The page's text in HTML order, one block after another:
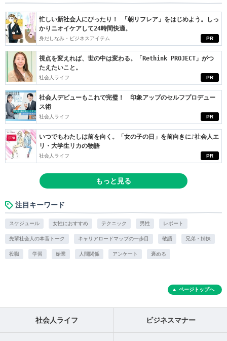
PR
忙しい新社会人にぴったり！ 「朝リフレア」をはじめよう。しっ
かりニオイケアして24時間快適。
身だしなみ・ビジネスアイテム
PR
視点を変えれば、世の中は変わる。「Rethink PROJECT」がつ
たえたいこと。
社会人ライフ
PR
社会人デビューもこれで完璧！ 印象アップのセルフプロデュー
ス術
社会人ライフ
PR
いつでもわたしは前を向く。「女の子の日」を前向きに♪社会人エ
リ・大学生リカの物語
社会人ライフ
もっと見る
注目キーワード
スケジュール 女性におすすめ テクニック 男性 レポート
先輩社会人の本音トーク キャリアロードマップの一歩目 敬語 兄弟・姉妹
役職 学習 始業 人間関係 アンケート 褒める
ページトップへ
社会人ライフ ビジネスマナー